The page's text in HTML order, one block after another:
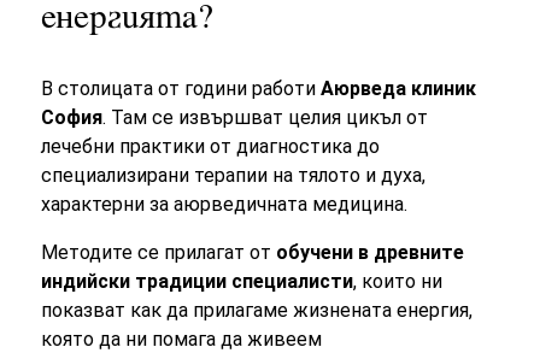
енергията?
В столицата от години работиАюрведа клиник
София. Там се извършват целия цикъл от
лечебни практики от диагностика до
специализирани терапии на тялото и духа,
характерни за аюрведичната медицина.
Методите се прилагат от обучени в древните
индийски традиции специалисти, които ни
показват как да прилагаме жизнената енергия,
която да ни помага да живеем